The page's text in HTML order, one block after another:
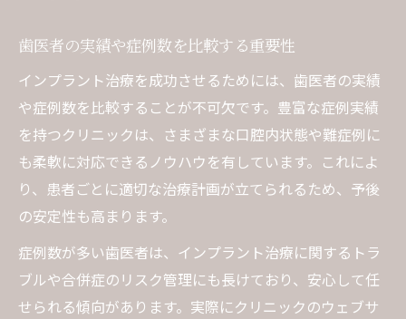
歯医者の実績や症例数を比較する重要性
インプラント治療を成功させるためには、歯医者の実績
や症例数を比較することが不可欠です。豊富な症例実績
を持つクリニックは、さまざまな口腔内状態や難症例に
も柔軟に対応できるノウハウを有しています。これによ
り、患者ごとに適切な治療計画が立てられるため、予後
の安定性も高まります。
症例数が多い歯医者は、インプラント治療に関するトラ
ブルや合併症のリスク管理にも長けており、安心して任
せられる傾向があります。実際にクリニックのウェブサ